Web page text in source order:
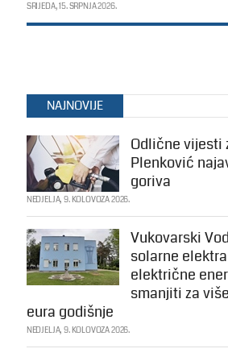
SRIJEDA, 15. SRPNJA 2026.
NAJNOVIJE
Odlične vijesti
Plenković
goriva
NEDJELJA, 9. KOLOVOZA 2026.
Vukovarski
solarne
električne
smanjiti za
eura godišnje
NEDJELJA, 9. KOLOVOZA 2026.